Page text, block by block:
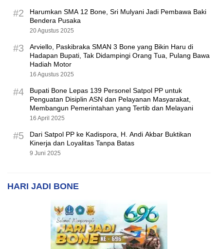
#2
Harumkan SMA 12 Bone, Sri Mulyani Jadi Pembawa Baki
Bendera Pusaka
20 Agustus 2025
#3
Arviello, Paskibraka SMAN 3 Bone yang Bikin Haru di
Hadapan Bupati, Tak Didampingi Orang Tua, Pulang Bawa
Hadiah Motor
16 Agustus 2025
#4
Bupati Bone Lepas 139 Personel Satpol PP untuk
Penguatan Disiplin ASN dan Pelayanan Masyarakat,
Membangun Pemerintahan yang Tertib dan Melayani
16 April 2025
#5
Dari Satpol PP ke Kadispora, H. Andi Akbar Buktikan
Kinerja dan Loyalitas Tanpa Batas
9 Juni 2025
HARI JADI BONE